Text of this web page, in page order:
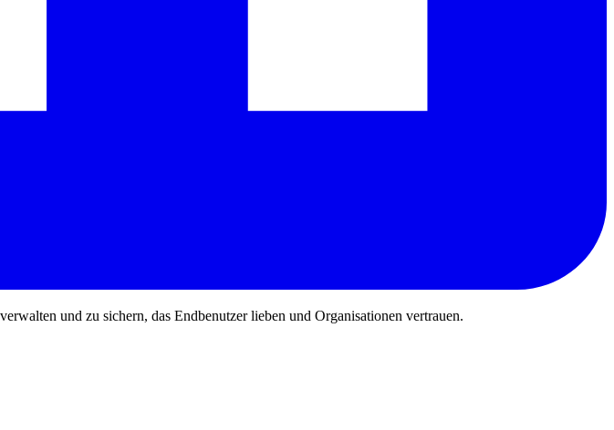
und zu sichern, das Endbenutzer lieben und Organisationen vertrauen.